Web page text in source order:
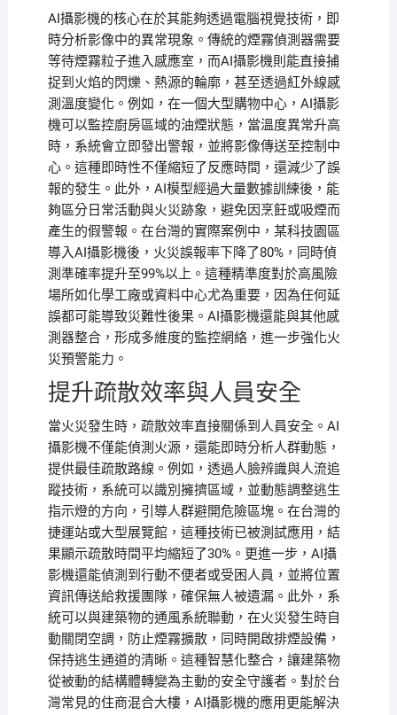
AI攝影機的核心在於其能夠透過電腦視覺技術，即
時分析影像中的異常現象。傳統的煙霧偵測器需要
等待煙霧粒子進入感應室，而AI攝影機則能直接捕
捉到火焰的閃爍、熱源的輪廓，甚至透過紅外線感
測溫度變化。例如，在一個大型購物中心，AI攝影
機可以監控廚房區域的油煙狀態，當溫度異常升高
時，系統會立即發出警報，並將影像傳送至控制中
心。這種即時性不僅縮短了反應時間，還減少了誤
報的發生。此外，AI模型經過大量數據訓練後，能
夠區分日常活動與火災跡象，避免因烹飪或吸煙而
產生的假警報。在台灣的實際案例中，某科技園區
導入AI攝影機後，火災誤報率下降了80%，同時偵
測準確率提升至99%以上。這種精準度對於高風險
場所如化學工廠或資料中心尤為重要，因為任何延
誤都可能導致災難性後果。AI攝影機還能與其他感
測器整合，形成多維度的監控網絡，進一步強化火
災預警能力。
提升疏散效率與人員安全
當火災發生時，疏散效率直接關係到人員安全。AI
攝影機不僅能偵測火源，還能即時分析人群動態，
提供最佳疏散路線。例如，透過人臉辨識與人流追
蹤技術，系統可以識別擁擠區域，並動態調整逃生
指示燈的方向，引導人群避開危險區塊。在台灣的
捷運站或大型展覽館，這種技術已被測試應用，結
果顯示疏散時間平均縮短了30%。更進一步，AI攝
影機還能偵測到行動不便者或受困人員，並將位置
資訊傳送給救援團隊，確保無人被遺漏。此外，系
統可以與建築物的通風系統聯動，在火災發生時自
動關閉空調，防止煙霧擴散，同時開啟排煙設備，
保持逃生通道的清晰。這種智慧化整合，讓建築物
從被動的結構體轉變為主動的安全守護者。對於台
灣常見的住商混合大樓，AI攝影機的應用更能解決